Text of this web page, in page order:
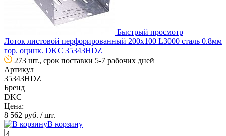
Быстрый просмотр
Лоток листовой перфорированный 200х100 L3000 сталь 0.8мм
гор. оцинк. DKC 35343HDZ
273 шт., срок поставки 5-7 рабочих дней
Артикул
35343HDZ
Бренд
DKC
Цена:
8 562 руб. / шт.
В корзину